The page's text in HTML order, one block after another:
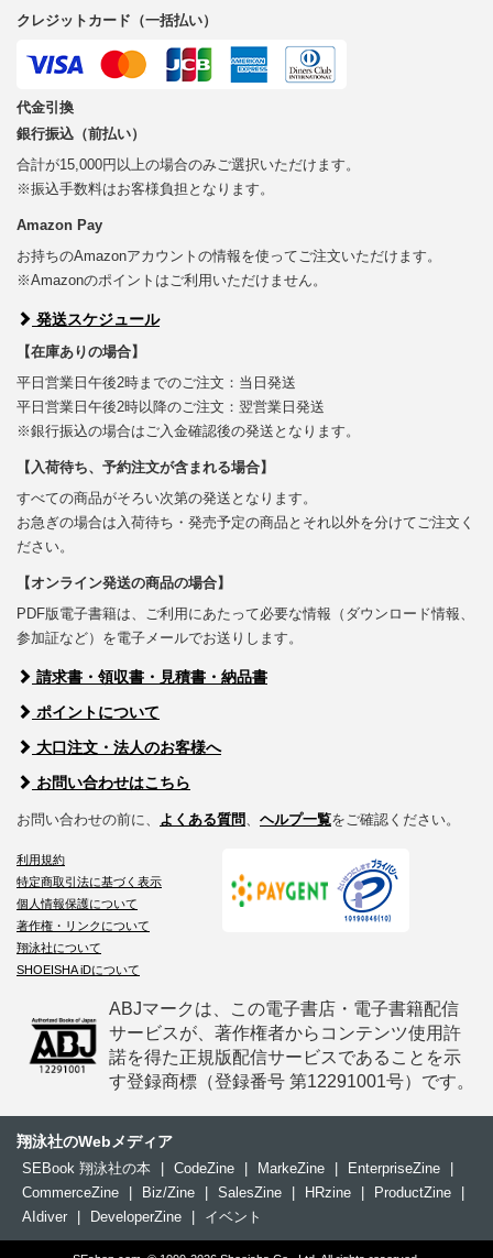
クレジットカード（一括払い）
代金引換
銀行振込（前払い）
合計が15,000円以上の場合のみご選択いただけます。
※振込手数料はお客様負担となります。
Amazon Pay
お持ちのAmazonアカウントの情報を使ってご注文いただけます。
※Amazonのポイントはご利用いただけません。
発送スケジュール
【在庫ありの場合】
平日営業日午後2時までのご注文：当日発送
平日営業日午後2時以降のご注文：翌営業日発送
※銀行振込の場合はご入金確認後の発送となります。
【入荷待ち、予約注文が含まれる場合】
すべての商品がそろい次第の発送となります。
お急ぎの場合は入荷待ち・発売予定の商品とそれ以外を分けてご注文く
ださい。
【オンライン発送の商品の場合】
PDF版電子書籍は、ご利用にあたって必要な情報（ダウンロード情報、
参加証など）を電子メールでお送りします。
請求書・領収書・見積書・納品書
ポイントについて
大口注文・法人のお客様へ
お問い合わせはこちら
お問い合わせの前に、 よくある質問、 ヘルプ一覧をご確認ください。
利用規約
特定商取引法に基づく表示
個人情報保護について
著作権・リンクについて
翔泳社について
SHOEISHA iDについて
ABJマークは、この電子書店・電子書籍配信
サービスが、著作権者からコンテンツ使用許
諾を得た正規版配信サービスであることを示
す登録商標（登録番号 第12291001号）です。
翔泳社のWebメディア
SEBook 翔泳社の本 CodeZine MarkeZine EnterpriseZine
CommerceZine
Biz/Zine SalesZine HRzine ProductZine
AIdiver
DeveloperZine イベント